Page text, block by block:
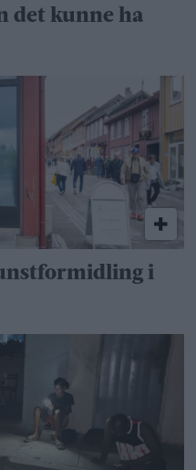
det kunne ha
i